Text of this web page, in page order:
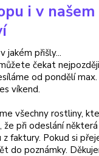
za kus v 3-kusovém
Aster
i v našem
jakém přišly...
čekat
od pondělí
víkend.
všechny rostliny,
při odeslání některá
faktury. Pokud si
do poznámky.